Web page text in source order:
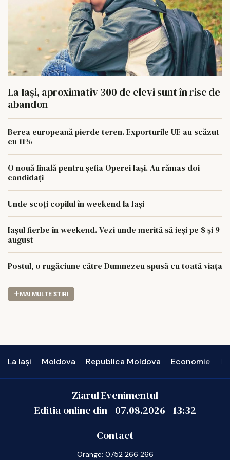
La Iași, aproximativ 300 de elevi sunt în risc de
abandon
Berea europeană pierde teren. Exporturile UE au scăzut
cu 11%
O nouă finală pentru șefia Operei Iași. Au rămas doi
candidați
Unde scoți copilul în weekend la Iași
Iașul fierbe în weekend. Vezi unde merită să ieși pe 8 și 9
august
Postul, o rugăciune către Dumnezeu spusă cu toată viața
MAI MULTE STIRI
La Iași Moldova Republica Moldova Economie
Ziarul Evenimentul
Editia online din - 07.08.2026-13:32
Contact
Orange: 0752 266 266